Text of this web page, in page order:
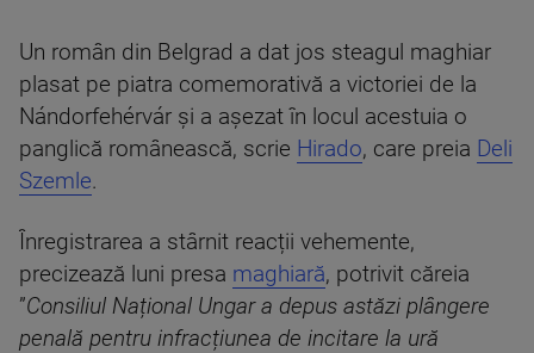
Un român din Belgrad a dat jos steagul maghiar
plasat pe piatra comemorativă a victoriei de la
Nándorfehérvár și a așezat în locul acestuia o
panglică românească, scrie Hirado, care preia Deli
Szemle.
Înregistrarea a stârnit reacții vehemente,
precizează luni presa maghiară, potrivit căreia
”Consiliul Național Ungar a depus astăzi plângere
penală pentru infracțiunea de incitare la ură